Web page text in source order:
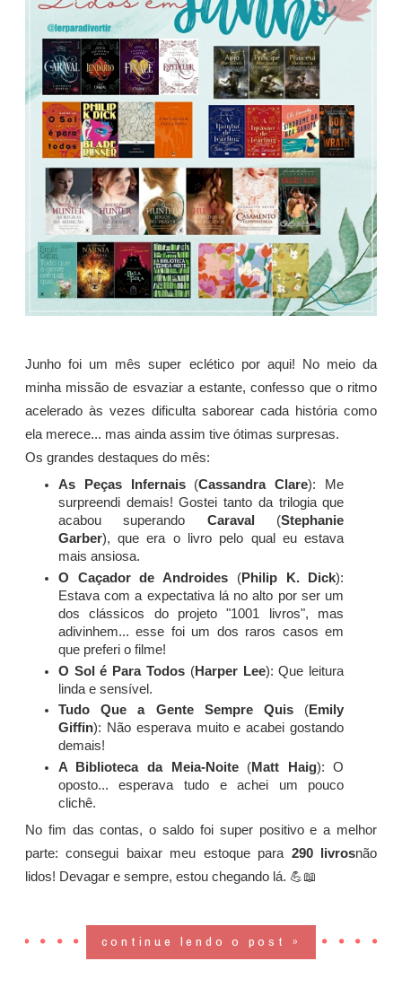
Junho foi um mês super eclético por aqui! No meio da
minha missão de esvaziar a estante, confesso que o ritmo
acelerado às vezes dificulta saborear cada história como
ela merece... mas ainda assim tive ótimas surpresas.
Os grandes destaques do mês:
As Peças Infernais(Cassandra Clare): Me
surpreendi demais! Gostei tanto da trilogia que
acabou superando Caraval (Stephanie
Garber), que era o livro pelo qual eu estava
mais ansiosa.
O Caçador de Androides (Philip K. Dick):
Estava com a expectativa lá no alto por ser um
dos clássicos do projeto "1001 livros", mas
adivinhem... esse foi um dos raros casos em
que preferi o filme!
O Sol é Para Todos (Harper Lee): Que leitura
linda e sensível.
Tudo Que a Gente Sempre Quis (Emily
Giffin): Não esperava muito e acabei gostando
demais!
A Biblioteca da Meia-Noite(Matt Haig): O
oposto... esperava tudo e achei um pouco
clichê.
No fim das contas, o saldo foi super positivo e a melhor
parte: consegui baixar meu estoque para 290 livrosnão
lidos! Devagar e sempre, estou chegando lá. 💪📖
continue lendo o post »